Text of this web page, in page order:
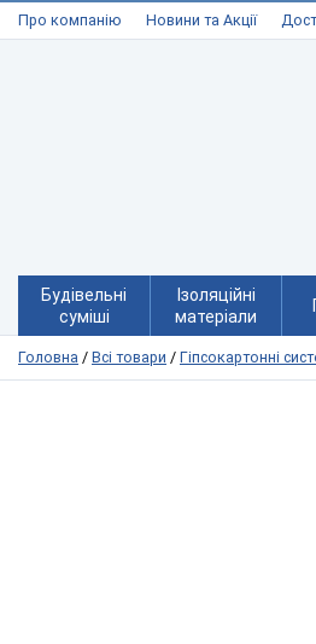
Про компанію Новини та Акції
Будівельні
суміші
Ізоляційні
матеріали
Головна / Всі товари / Гіпсокартонні